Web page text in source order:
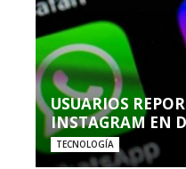
USUARIOS
INSTAGRAM EN
TECNOLOGÍA